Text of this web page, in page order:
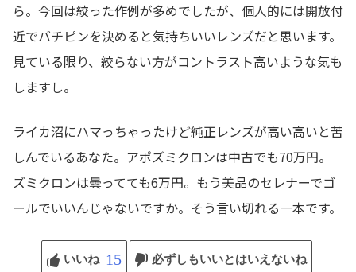
ら。今回は絞った作例が多めでしたが、個人的には開放付
近でバチピンを決めると気持ちいいレンズだと思います。
見ている限り、絞らない方がコントラスト高いような気も
しますし。
ライカ沼にハマっちゃったけど純正レンズが高い高いと苦
しんでいるあなた。アポズミクロンは中古でも70万円。
ズミクロンは曇ってても6万円。もう美品のセレナーでゴ
ールでいいんじゃないですか。そう言い切れる一本です。
いいね 15 必ずしもいいとはいえないね